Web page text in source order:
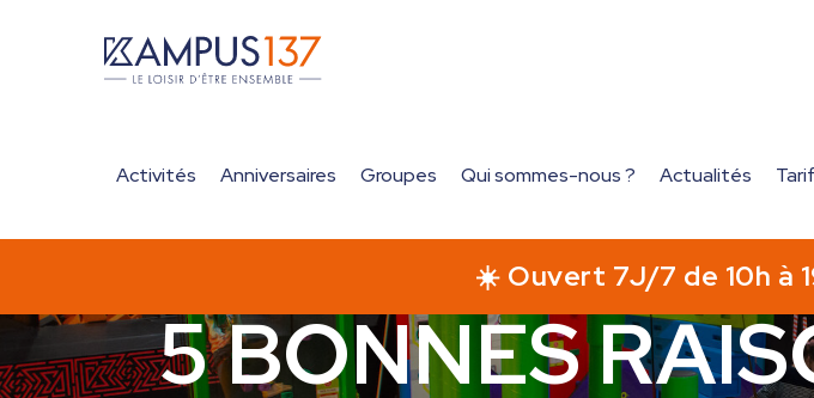
Activités Anniversaires Groupes Qui sommes-nous ? Actualités
5 BONNES